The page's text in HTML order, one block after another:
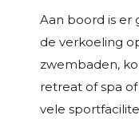
Aan boord is er
de verkoeling
zwembaden,
retreat of spa
vele